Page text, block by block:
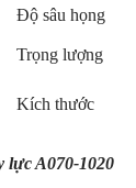
Độ sâu họng
Trọng lượng
Kích thước
lực A070-1020